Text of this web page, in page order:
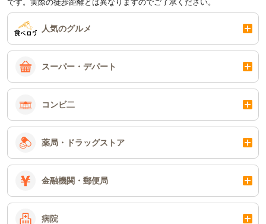
です。実際の徒歩距離とは異なりますのでご了承ください。
人気のグルメ
スーパー・デパート
コンビ二
薬局・ドラッグストア
金融機関・郵便局
病院